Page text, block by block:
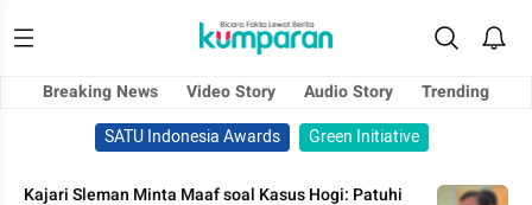
Breaking News Video Story Audio Story
Trending
SATU Indonesia Awards
Green Initiative
Kajari Sleman Minta Maaf soal Kasus Hogi: Patuhi